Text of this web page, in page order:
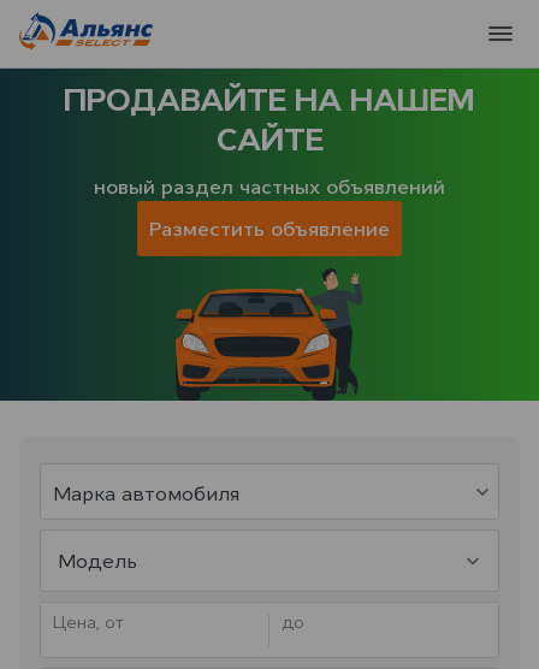
ПРОДАВАЙТЕ НА НАШЕМ
САЙТЕ
новый раздел частных объявлений
Разместить объявление
Модель
Цена, от до